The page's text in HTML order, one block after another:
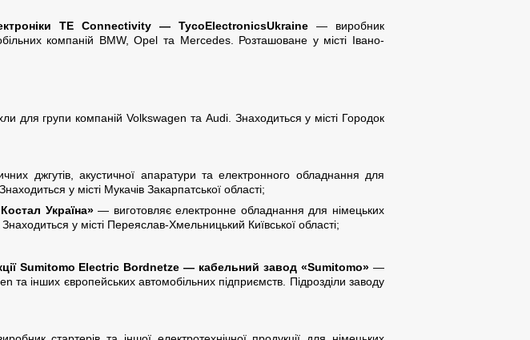
TE Connectivity — TycoElectronicsUkraine — виробник
компаній BMW, Opel та Mercedes. Розташоване у місті Івано-
для групи компаній Volkswagen та Audi. Знаходиться у місті Городок
джгутів, акустичної апаратури та електронного обладнання для
у місті Мукачів Закарпатської області;
Україна»— виготовляє електронне обладнання для німецьких
у місті Переяслав-Хмельницький Київської області;
Sumitomo Electric Bordnetze — кабельний завод «Sumitomo» —
та інших європейських автомобільних підприємств. Підрозділи заводу